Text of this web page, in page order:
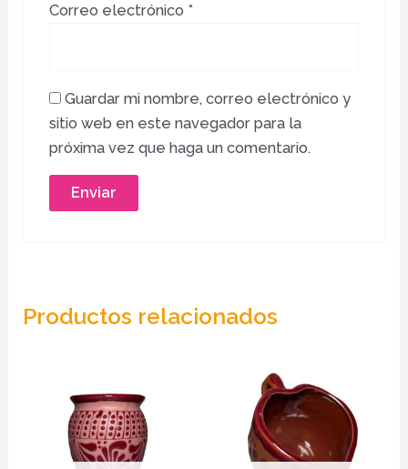
Correo electrónico *
Guardar mi nombre, correo electrónico y
sitio web en este navegador para la
próxima vez que haga un comentario.
Productos relacionados